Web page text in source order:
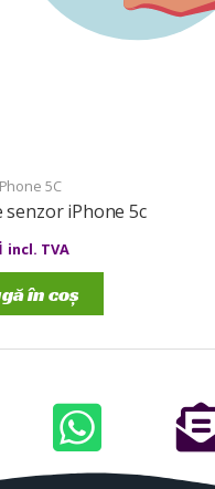
5C
senzor iPhone 5c
incl. TVA
în coș